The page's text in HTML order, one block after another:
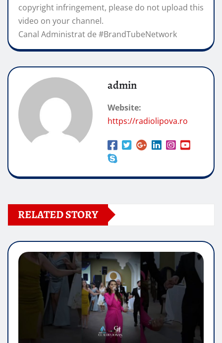
copyright infringement, please do not upload this
video on your channel.
Canal Administrat de #BrandTubeNetwork
admin
Website:
https://radiolipova.ro
RELATED STORY